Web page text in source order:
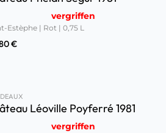
vergriffen
Estèphe | Rot | 0,75 L
€
Léoville Poyferré 1981
vergriffen